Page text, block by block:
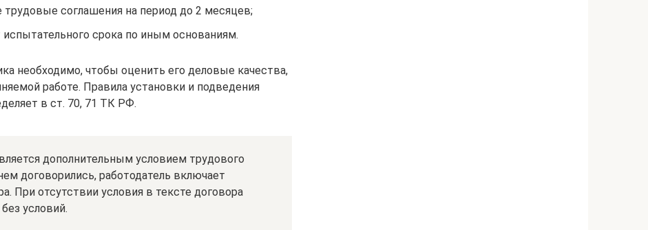
соглашения на период до 2 месяцев;
срока по иным основаниям.
необходимо, чтобы оценить его деловые качества,
работе. Правила установки и подведения
в ст. 70, 71 ТК РФ.
дополнительным условием трудового
договорились, работодатель включает
При отсутствии условия в тексте договора
условий.